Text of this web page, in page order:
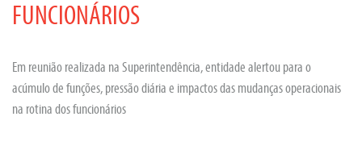
FUNCIONÁRIOS
Em reunião realizada na Superintendência, entidade alertou para o
acúmulo de funções, pressão diária e impactos das mudanças operacionais
na rotina dos funcionários